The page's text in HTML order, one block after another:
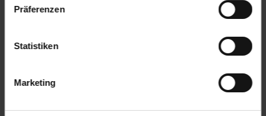
Präferenzen
Statistiken
Marketing
Fußzeile
Weitere Online-Angebote